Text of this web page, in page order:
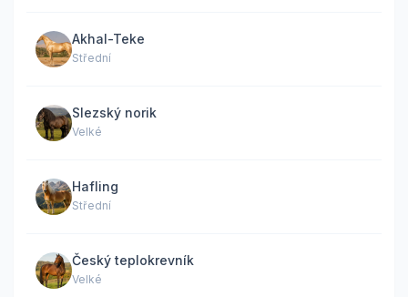
Akhal-Teke
Střední
Slezský norik
Velké
Hafling
Střední
Český teplokrevník
Velké